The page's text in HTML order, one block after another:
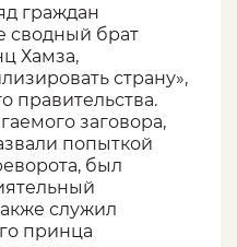
граждан
сводный брат
Хамза,
страну»,
правительства.
заговора,
попыткой
был
служил
принца